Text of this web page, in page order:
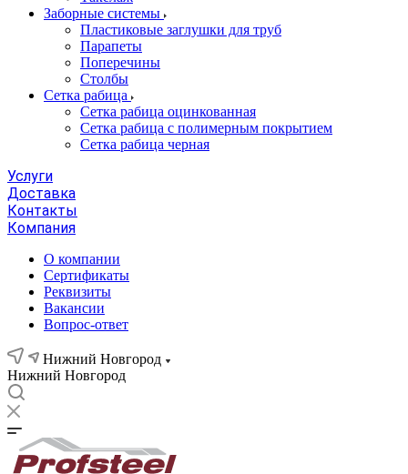
Заборные системы
Пластиковые заглушки для труб
Парапеты
Поперечины
Столбы
Сетка рабица
Сетка рабица оцинкованная
Сетка рабица с полимерным покрытием
Сетка рабица черная
Услуги
Доставка
Контакты
Компания
О компании
Сертификаты
Реквизиты
Вакансии
Вопрос-ответ
Нижний Новгород
Нижний Новгород